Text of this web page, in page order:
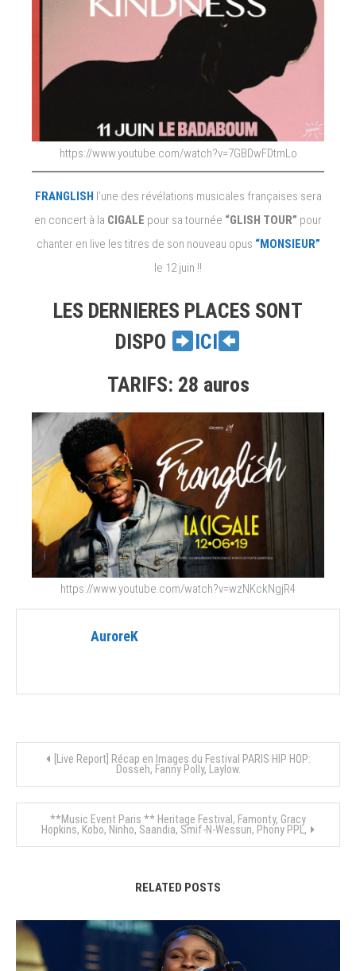
https://www.youtube.com/watch?v=7GBDwFDtmLo
FRANGLISH l’une des révélations musicales françaises sera
en concert à la CIGALE pour sa tournée “GLISH TOUR” pour
chanter en live les titres de son nouveau opus “MONSIEUR”
le 12 juin !!
LES DERNIERES PLACES SONT
DISPO
ICI
TARIFS: 28 auros
https://www.youtube.com/watch?v=wzNKckNgjR4
AuroreK
Navigation
de
l’article
[Live Report] Récap en Images du Festival PARIS HIP HOP:
Dosseh, Fanny Polly, Laylow.
**Music Event Paris ** Heritage Festival, Famonty, Gracy
Hopkins, Kobo, Ninho, Saandia, Smif-N-Wessun, Phony PPL,
RELATED POSTS